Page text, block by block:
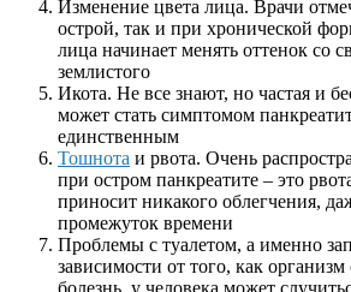
Изменение цвета лица. Врачи
острой, так и при хронической
лица начинает менять оттенок со
землистого
Икота. Не все знают, но частая и
может стать симптомом
единственным
Тошнота и рвота. Очень
при остром панкреатите – это
приносит никакого облегчения,
промежуток времени
Проблемы с туалетом, а именно
зависимости от того, как организм